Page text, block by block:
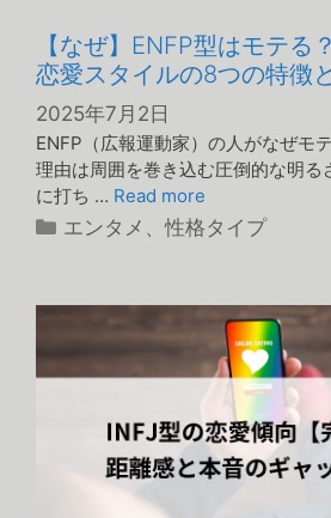
【なぜ】ENFP型はモテる
恋愛スタイルの8つの特徴
2025年7月2日
ENFP（広報運動家）の人がなぜモ
理由は周囲を巻き込む圧倒的な明る
に打ち … Read more
カ
リ
ー
エンタメ 、性格タイプ